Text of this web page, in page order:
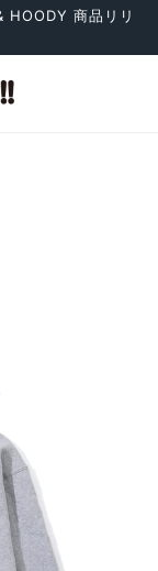
商品リリ